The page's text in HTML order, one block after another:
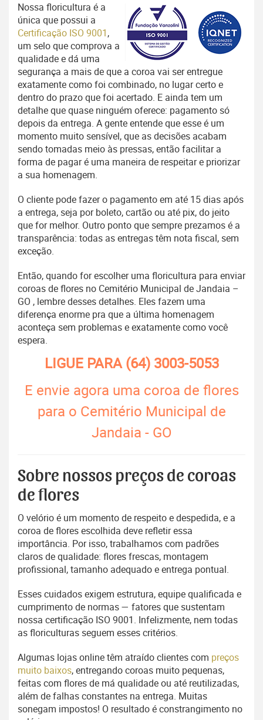
Nossa floricultura é a
única que possui a
Certificação ISO 9001,
um selo que comprova a
qualidade e dá uma
segurança a mais de que a coroa vai ser entregue
exatamente como foi combinado, no lugar certo e
dentro do prazo que foi acertado. E ainda tem um
detalhe que quase ninguém oferece: pagamento só
depois da entrega. A gente entende que esse é um
momento muito sensível, que as decisões acabam
sendo tomadas meio às pressas, então facilitar a
forma de pagar é uma maneira de respeitar e priorizar
a sua homenagem.
O cliente pode fazer o pagamento em até 15 dias após
a entrega, seja por boleto, cartão ou até pix, do jeito
que for melhor. Outro ponto que sempre prezamos é a
transparência: todas as entregas têm nota fiscal, sem
exceção.
Então, quando for escolher uma floricultura para enviar
coroas de flores no Cemitério Municipal de Jandaia –
GO , lembre desses detalhes. Eles fazem uma
diferença enorme pra que a última homenagem
aconteça sem problemas e exatamente como você
espera.
LIGUE PARA(64) 3003-5053
E envie agora uma coroa de flores
para o Cemitério Municipal de
Jandaia - GO
Sobre nossos preços de coroas
de flores
O velório é um momento de respeito e despedida, e a
coroa de flores escolhida deve refletir essa
importância. Por isso, trabalhamos com padrões
claros de qualidade: flores frescas, montagem
profissional, tamanho adequado e entrega pontual.
Esses cuidados exigem estrutura, equipe qualificada e
cumprimento de normas — fatores que sustentam
nossa certificação ISO 9001. Infelizmente, nem todas
as floriculturas seguem esses critérios.
Algumas lojas online têm atraído clientes com preços
muito baixos, entregando coroas muito pequenas,
feitas com flores de má qualidade ou até reutilizadas,
além de falhas constantes na entrega. Muitas
sonegam impostos! O resultado é constrangimento no